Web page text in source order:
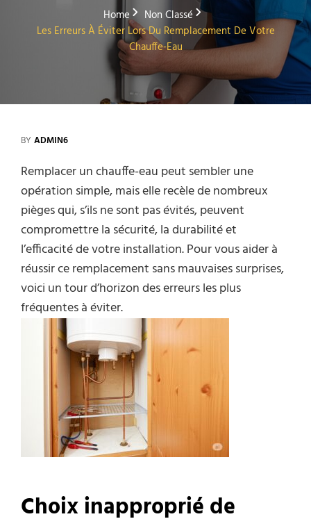
Home
Non Classé
Les Erreurs À Éviter Lors Du Remplacement De Votre
Chauffe-Eau
BY ADMIN6
Remplacer un chauffe-eau peut sembler une
opération simple, mais elle recèle de nombreux
pièges qui, s’ils ne sont pas évités, peuvent
compromettre la sécurité, la durabilité et
l’efficacité de votre installation. Pour vous aider à
réussir ce remplacement sans mauvaises surprises,
voici un tour d’horizon des erreurs les plus
fréquentes à éviter.
Choix inapproprié de